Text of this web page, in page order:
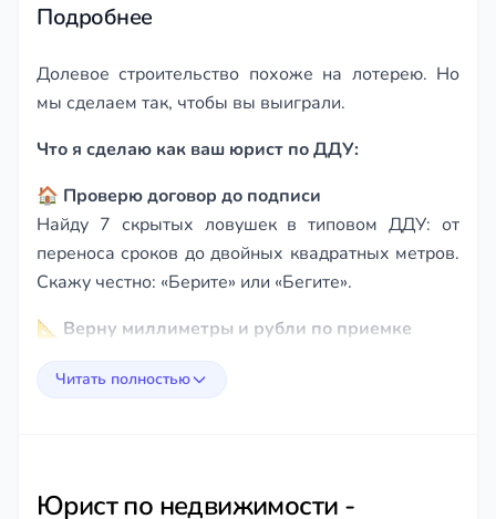
Подробнее
Долевое строительство похоже на лотерею. Но
мы сделаем так, чтобы вы выиграли.
Что я сделаю как ваш юрист по ДДУ:
🏠 Проверю договор до подписи
Найду 7 скрытых ловушек в типовом ДДУ: от
переноса сроков до двойных квадратных метров.
Скажу честно: «Берите» или «Бегите».
📐 Верну миллиметры и рубли по приемке
Обнаружили кривые стены или щели вместо
окон? Заставлю застройщика заплатить за
⏳
Читать полностью
Юрист по недвижимости -